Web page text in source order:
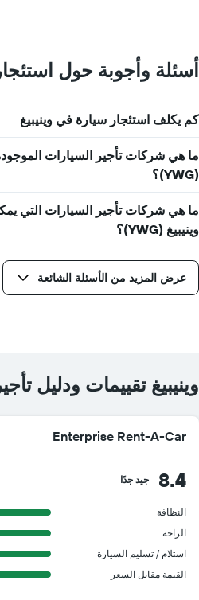
أسئلة وأجوبة حول
كم يكلف استئجار سيارة في وينيبيغ
ما هي شركات تأجير السيارات
(YWG)؟
ما هي شركات تأجير السيارات التي
وينيبيغ (YWG)؟
عرض المزيد من الأسئلة الشائعة
وينيبيغ تقييمات ودليل
Enterprise Rent-A-Car
8.4 جيد جدًا
النظافة
الراحة
استلام / تسليم السيارة
القيمة مقابل السعر